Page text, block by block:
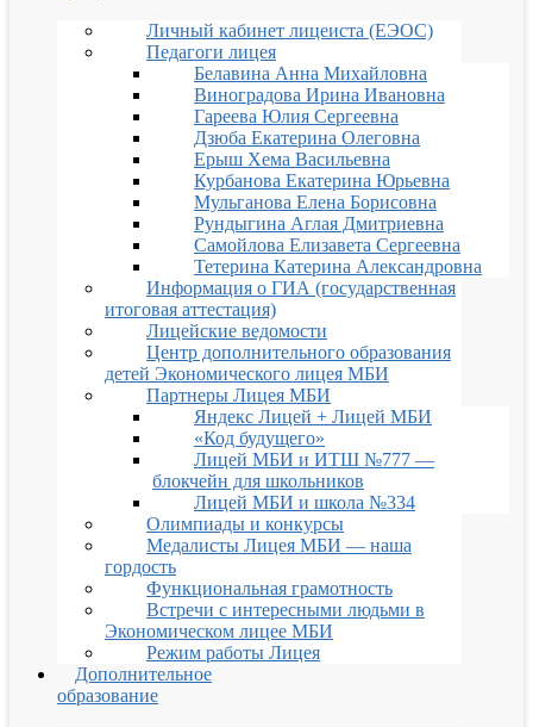
Личный кабинет лицеиста (ЕЭОС)
Педагоги лицея
Белавина Анна Михайловна
Виноградова Ирина Ивановна
Гареева Юлия Сергеевна
Дзюба Екатерина Олеговна
Ерыш Хема Васильевна
Курбанова Екатерина Юрьевна
Мульганова Елена Борисовна
Рундыгина Аглая Дмитриевна
Самойлова Елизавета Сергеевна
Тетерина Катерина Александровна
Информация о ГИА (государственная
итоговая аттестация)
Лицейские ведомости
Центр дополнительного образования
детей Экономического лицея МБИ
Партнеры Лицея МБИ
Яндекс Лицей + Лицей МБИ
«Код будущего»
Лицей МБИ и ИТШ №777 —
блокчейн для школьников
Лицей МБИ и школа №334
Олимпиады и конкурсы
Медалисты Лицея МБИ — наша
гордость
Функциональная грамотность
Встречи с интересными людьми в
Экономическом лицее МБИ
Режим работы Лицея
Дополнительное
образование